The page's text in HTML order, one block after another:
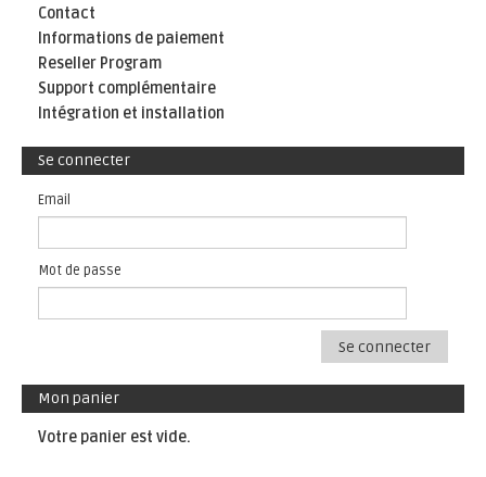
Contact
Informations de paiement
Reseller Program
Support complémentaire
Intégration et installation
Se connecter
Email
Mot de passe
Se connecter
Mon panier
Votre panier est vide.